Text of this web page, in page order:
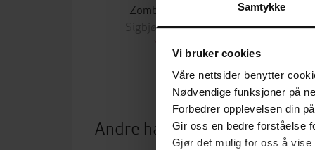
Samtykke
Vi bruker cookies
Våre nettsider benytter
Nødvendige funksjoner på
Forbedrer opplevelsen din
Gir oss en bedre forståelse
Gjør det mulig for oss å
Zombie-Bjarne
Sigbjørn Mostue
LYDBOK
Andre har også kjøpt